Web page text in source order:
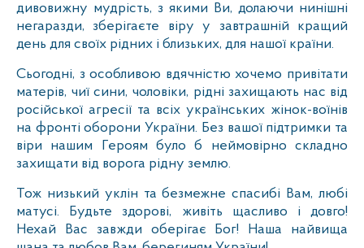
дивовижну мудрість, з якими Ви, долаючи нинішні
негаразди, зберігаєте віру у завтрашній кращий
день для своїх рідних і близьких, для нашої країни.
Сьогодні, з особливою вдячністю хочемо привітати
матерів, чиї сини, чоловіки, рідні захищають нас від
російської агресії та всіх українських жінок-воїнів
на фронті оборони України. Без вашої підтримки та
віри нашим Героям було б неймовірно складно
захищати від ворога рідну землю.
Тож низький уклін та безмежне спасибі Вам, любі
матусі. Будьте здорові, живіть щасливо і довго!
Нехай Вас завжди оберігає Бог! Наша найвища